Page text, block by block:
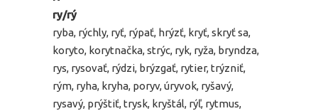
ry/rý
ryba, rýchly, ryť, rýpať, hrýzť, kryť, skryť sa,
koryto, korytnačka, strýc, ryk, ryža, bryndza,
rys, rysovať, rýdzi, brýzgať, rytier, trýzniť,
rým, ryha, kryha, poryv, úryvok, ryšavý,
rysavý, prýštiť, trysk, kryštál, rýľ, rytmus,